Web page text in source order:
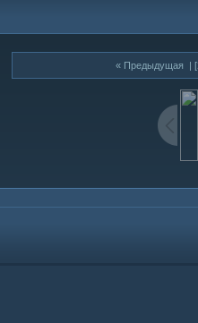
« Предыдущая | [